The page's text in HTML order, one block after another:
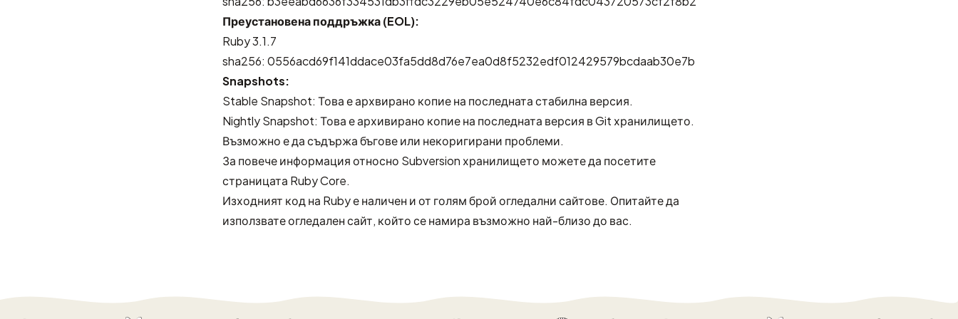
Преустановена поддръжка (EOL):
Ruby 3.1.7
sha256: 0556acd69f141ddace03fa5dd8d76e7ea0d8f5232edf012429579bcdaab30e7b
Snapshots:
Stable Snapshot: Това е архвирано копие на последната стабилна версия.
Nightly Snapshot: Това е архивирано копие на последната версия в Git хранилището.
Възможно е да съдържа бъгове или некоригирани проблеми.
За повече информация относно Subversion хранилището можете да посетите
страницата Ruby Core.
Изходният код на Ruby е наличен и от голям бройогледални сайтове. Опитайте да
използвате огледален сайт, който се намира възможно най-близо до вас.